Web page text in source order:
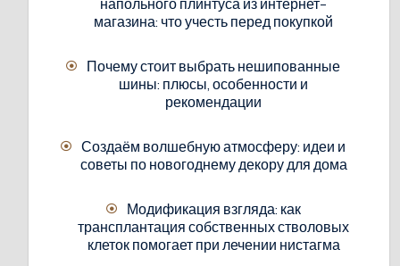
магазина: что учесть перед покупкой
Почему стоит выбрать нешипованные
шины: плюсы, особенности и
рекомендации
Создаём волшебную атмосферу: идеи и
советы по новогоднему декору для дома
Модификация взгляда: как
трансплантация собственных стволовых
клеток помогает при лечении нистагма